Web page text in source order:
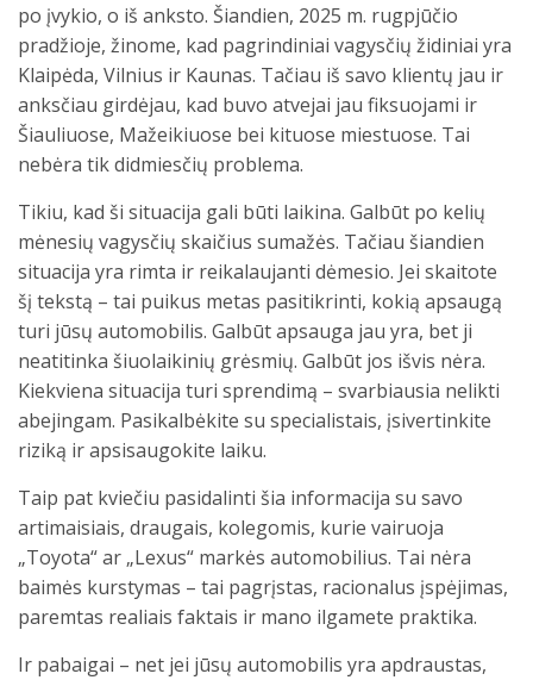
po įvykio, o iš anksto. Šiandien, 2025 m. rugpjūčio
pradžioje, žinome, kad pagrindiniai vagysčių židiniai yra
Klaipėda, Vilnius ir Kaunas. Tačiau iš savo klientų jau ir
anksčiau girdėjau, kad buvo atvejai jau fiksuojami ir
Šiauliuose, Mažeikiuose bei kituose miestuose. Tai
nebėra tik didmiesčių problema.
Tikiu, kad ši situacija gali būti laikina. Galbūt po kelių
mėnesių vagysčių skaičius sumažės. Tačiau šiandien
situacija yra rimta ir reikalaujanti dėmesio. Jei skaitote
šį tekstą – tai puikus metas pasitikrinti, kokią apsaugą
turi jūsų automobilis. Galbūt apsauga jau yra, bet ji
neatitinka šiuolaikinių grėsmių. Galbūt jos išvis nėra.
Kiekviena situacija turi sprendimą – svarbiausia nelikti
abejingam. Pasikalbėkite su specialistais, įsivertinkite
riziką ir apsisaugokite laiku.
Taip pat kviečiu pasidalinti šia informacija su savo
artimaisiais, draugais, kolegomis, kurie vairuoja
„Toyota“ ar „Lexus“ markės automobilius. Tai nėra
baimės kurstymas – tai pagrįstas, racionalus įspėjimas,
paremtas realiais faktais ir mano ilgamete praktika.
Ir pabaigai – net jei jūsų automobilis yra apdraustas,